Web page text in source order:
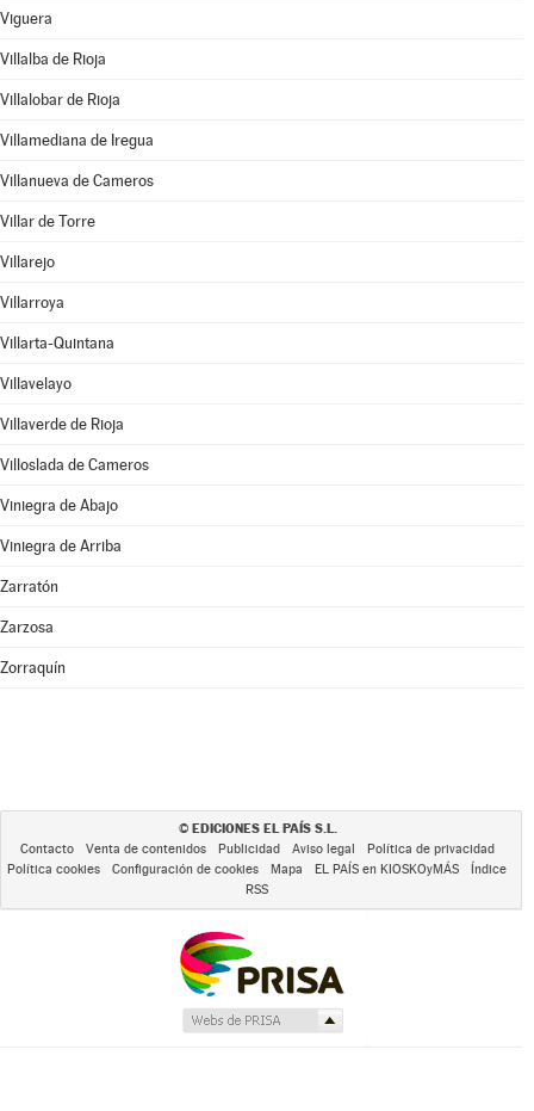
Viguera
Villalba de Rioja
Villalobar de Rioja
Villamediana de Iregua
Villanueva de Cameros
Villar de Torre
Villarejo
Villarroya
Villarta-Quintana
Villavelayo
Villaverde de Rioja
Villoslada de Cameros
Viniegra de Abajo
Viniegra de Arriba
Zarratón
Zarzosa
Zorraquín
© EDICIONES EL PAÍS S.L.
Contacto Venta de contenidos Publicidad Aviso legal
Política de privacidad
Política cookies
Configuración de cookies Mapa EL PAÍS en KIOSKOyMÁS
Índice
RSS